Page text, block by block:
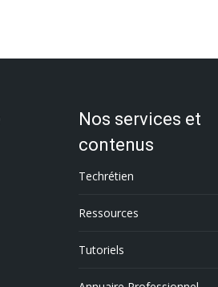
Nos services et
contenus
Techrétien
Ressources
Tutoriels